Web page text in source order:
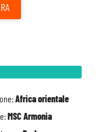
Africa orientale
MSC Armonia